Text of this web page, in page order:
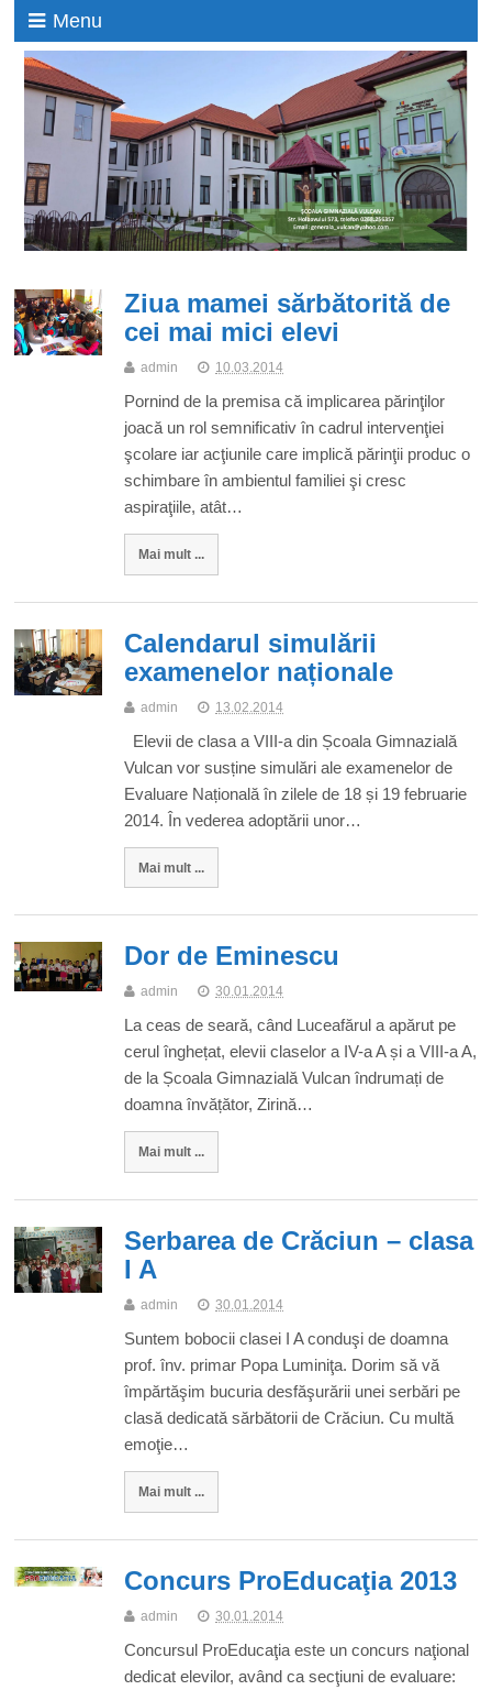
Menu
Ziua mamei sărbătorită de
cei mai mici elevi
admin 10.03.2014
Pornind de la premisa că implicarea părinţilor
joacă un rol semnificativ în cadrul intervenţiei
şcolare iar acţiunile care implică părinţii produc o
schimbare în ambientul familiei şi cresc
aspiraţiile, atât…
Mai mult ...
Calendarul simulării
examenelor naționale
admin 13.02.2014
Elevii de clasa a VIII-a din Școala Gimnazială
Vulcan vor susține simulări ale examenelor de
Evaluare Națională în zilele de 18 și 19 februarie
2014. În vederea adoptării unor…
Mai mult ...
Dor de Eminescu
admin 30.01.2014
La ceas de seară, când Luceafărul a apărut pe
cerul înghețat, elevii claselor a IV-a A și a VIII-a A,
de la Școala Gimnazială Vulcan îndrumați de
doamna învățător, Zirină…
Mai mult ...
Serbarea de Crăciun – clasa
I A
admin 30.01.2014
Suntem bobocii clasei I A conduşi de doamna
prof. înv. primar Popa Luminiţa. Dorim să vă
împărtăşim bucuria desfăşurării unei serbări pe
clasă dedicată sărbătorii de Crăciun. Cu multă
emoţie…
Mai mult ...
Concurs ProEducaţia 2013
admin 30.01.2014
Concursul ProEducaţia este un concurs naţional
dedicat elevilor, având ca secţiuni de evaluare: